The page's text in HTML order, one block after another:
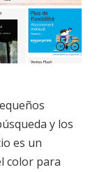
y los
es un
color para